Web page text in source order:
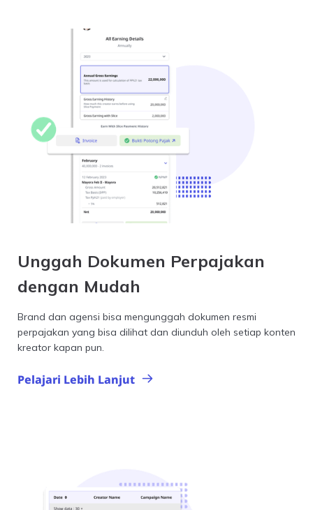
Unggah Dokumen Perpajakan
dengan Mudah
Brand dan agensi bisa mengunggah dokumen resmi
perpajakan yang bisa dilihat dan diunduh oleh setiap konten
kreator kapan pun.
Pelajari Lebih Lanjut